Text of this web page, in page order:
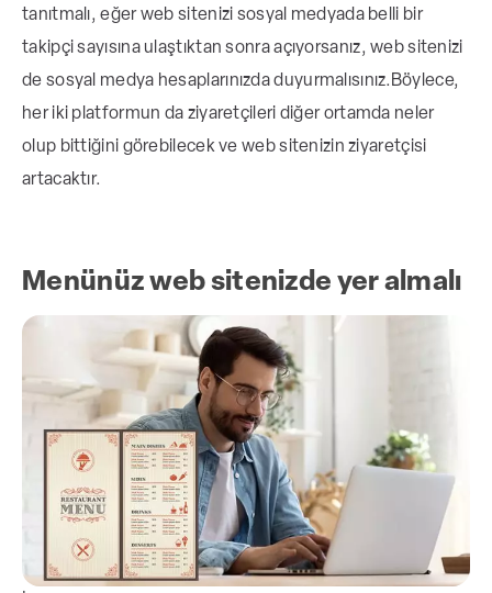
tanıtmalı, eğer web sitenizi sosyal medyada belli bir
takipçi sayısına ulaştıktan sonra açıyorsanız, web sitenizi
de sosyal medya hesaplarınızda duyurmalısınız. Böylece,
her iki platformun da ziyaretçileri diğer ortamda neler
olup bittiğini görebilecek ve web sitenizin ziyaretçisi
artacaktır.
Menünüz web sitenizde yer almalı